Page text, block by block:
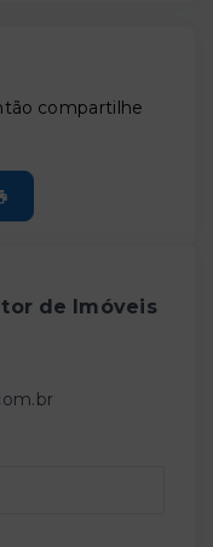
compartilhe
de Imóveis